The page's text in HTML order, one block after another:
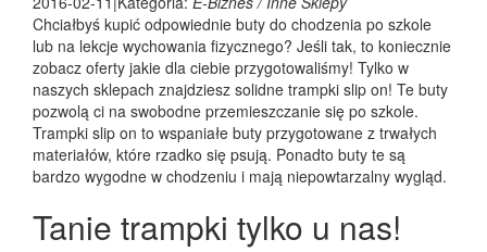
Chciałbyś kupić odpowiednie buty do chodzenia po szkole
lub na lekcje wychowania fizycznego? Jeśli tak, to koniecznie
zobacz oferty jakie dla ciebie przygotowaliśmy! Tylko w
naszych sklepach znajdziesz solidne trampki slip on! Te buty
pozwolą ci na swobodne przemieszczanie się po szkole.
Trampki slip on to wspaniałe buty przygotowane z trwałych
materiałów, które rzadko się psują. Ponadto buty te są
bardzo wygodne w chodzeniu i mają niepowtarzalny wygląd.
Tanie trampki tylko u nas!